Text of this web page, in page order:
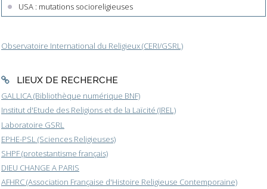
USA : mutations socioreligieuses
Observatoire International du Religieux (CERI/GSRL)
LIEUX DE RECHERCHE
GALLICA (Bibliothèque numérique BNF)
Institut d'Etude des Religions et de la Laïcité (IREL)
Laboratoire GSRL
EPHE-PSL (Sciences Religieuses)
SHPF (protestantisme français)
DIEU CHANGE A PARIS
AFHRC (Association Française d'Histoire Religieuse Contemporaine)